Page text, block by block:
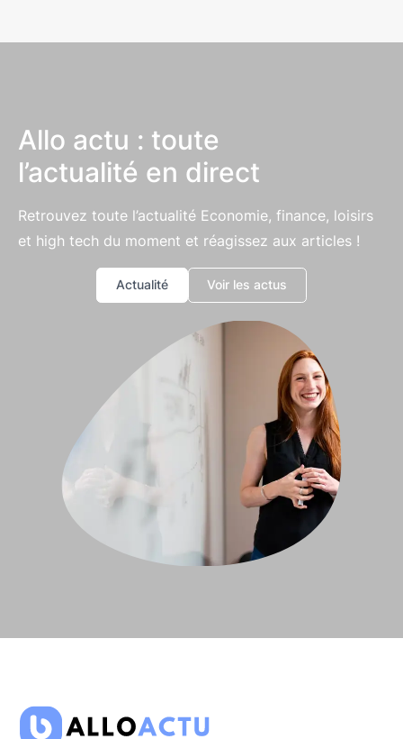
Allo actu : toute
l’actualité en direct
Retrouvez toute l’actualité Economie, finance, loisirs
et high tech du moment et réagissez aux articles !
Actualité Voir les actus